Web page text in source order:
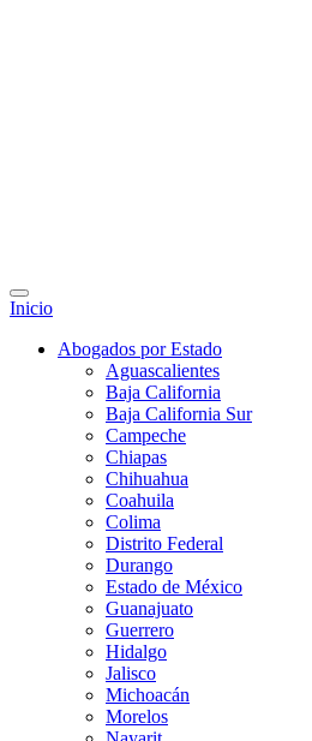
Inicio
Abogados por Estado
Aguascalientes
Baja California
Baja California Sur
Campeche
Chiapas
Chihuahua
Coahuila
Colima
Distrito Federal
Durango
Estado de México
Guanajuato
Guerrero
Hidalgo
Jalisco
Michoacán
Morelos